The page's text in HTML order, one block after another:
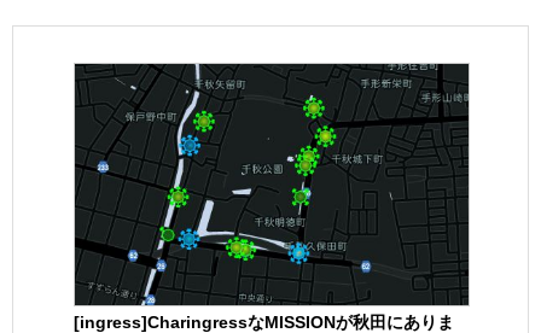
[ingress]CharingressなMISSIONが秋田にありま